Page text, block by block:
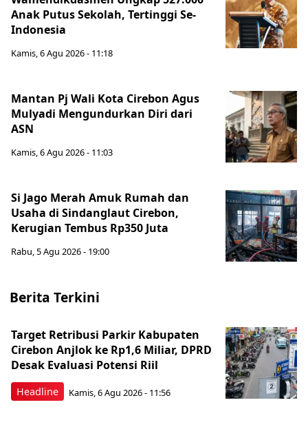
Anak Putus Sekolah, Tertinggi Se-
Indonesia
Kamis, 6 Agu 2026 - 11:18
Mantan Pj Wali Kota Cirebon Agus
Mulyadi Mengundurkan Diri dari
ASN
Kamis, 6 Agu 2026 - 11:03
Si Jago Merah Amuk Rumah dan
Usaha di Sindanglaut Cirebon,
Kerugian Tembus Rp350 Juta
Rabu, 5 Agu 2026 - 19:00
Berita Terkini
Headline
Target Retribusi Parkir Kabupaten
Cirebon Anjlok ke Rp1,6 Miliar, DPRD
Desak Evaluasi Potensi Riil
Kamis, 6 Agu 2026 - 11:56